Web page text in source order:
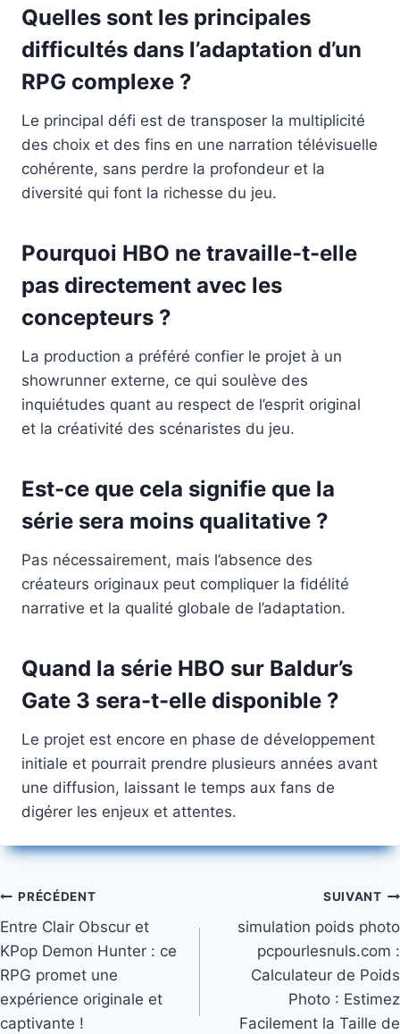
Quelles sont les principales
difficultés dans l’adaptation d’un
RPG complexe ?
Le principal défi est de transposer la multiplicité
des choix et des fins en une narration télévisuelle
cohérente, sans perdre la profondeur et la
diversité qui font la richesse du jeu.
Pourquoi HBO ne travaille-t-elle
pas directement avec les
concepteurs ?
La production a préféré confier le projet à un
showrunner externe, ce qui soulève des
inquiétudes quant au respect de l’esprit original
et la créativité des scénaristes du jeu.
Est-ce que cela signifie que la
série sera moins qualitative ?
Pas nécessairement, mais l’absence des
créateurs originaux peut compliquer la fidélité
narrative et la qualité globale de l’adaptation.
Quand la série HBO sur Baldur’s
Gate 3 sera-t-elle disponible ?
Le projet est encore en phase de développement
initiale et pourrait prendre plusieurs années avant
une diffusion, laissant le temps aux fans de
digérer les enjeux et attentes.
Navigation
de
l’article
PRÉCÉDENT
Entre Clair Obscur et
KPop Demon Hunter : ce
RPG promet une
expérience originale et
captivante !
SUIVANT
simulation poids photo
pcpourlesnuls.com​ :
Calculateur de Poids
Photo : Estimez
Facilement la Taille de